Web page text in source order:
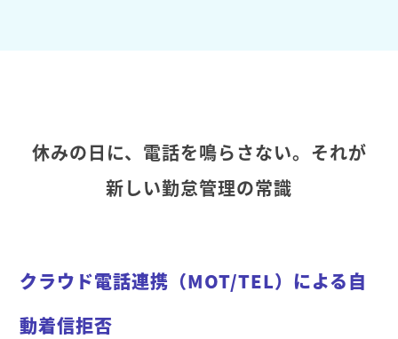
休みの日に、電話を鳴らさない。それが
新しい勤怠管理の常識
クラウド電話連携（MOT/TEL）による自
動着信拒否